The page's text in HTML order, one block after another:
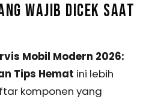
WAJIB DICEK SAAT
Mobil Modern 2026:
Tips Hemat ini lebih
komponen yang